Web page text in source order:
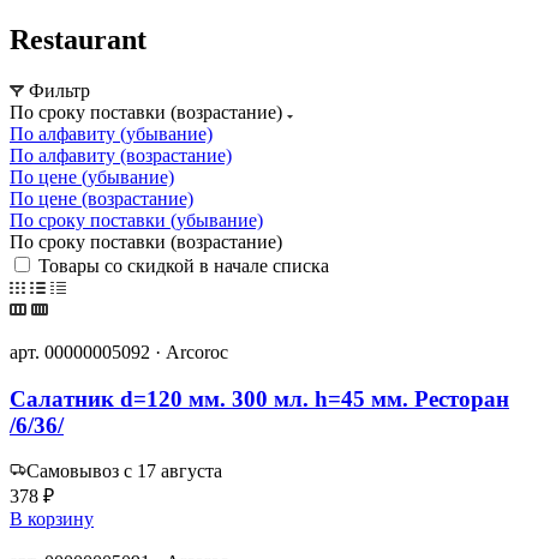
Restaurant
Фильтр
По сроку поставки (возрастание)
По алфавиту (убывание)
По алфавиту (возрастание)
По цене (убывание)
По цене (возрастание)
По сроку поставки (убывание)
По сроку поставки (возрастание)
Товары со скидкой в начале списка
арт. 00000005092 · Arcoroc
Салатник d=120 мм. 300 мл. h=45 мм. Ресторан
/6/36/
Самовывоз с 17 августа
378 ₽
В корзину